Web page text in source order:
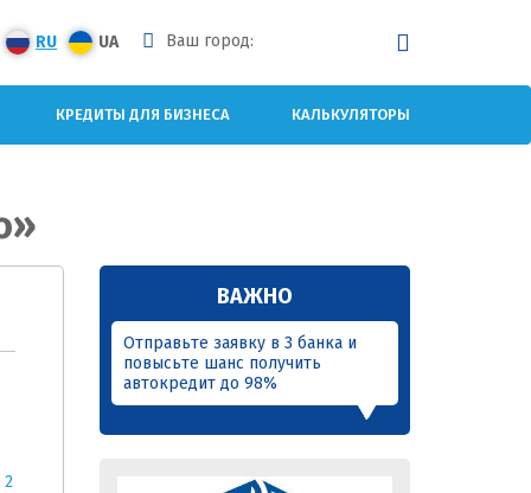
RU UA Ваш город:
КРЕДИТЫ ДЛЯ БИЗНЕСА КАЛЬКУЛЯТОРЫ
2
ВАЖНО
Отправьте заявку в 3 банка и
повысьте шанс получить
автокредит до 98%